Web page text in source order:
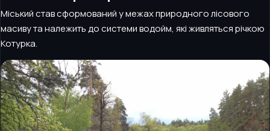
Міський став сформований у межах природного лісового
масиву та належить до системи водойм, які живляться річкою
Котурка.